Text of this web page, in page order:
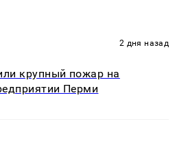
2 дня назад
крупный пожар на
Перми